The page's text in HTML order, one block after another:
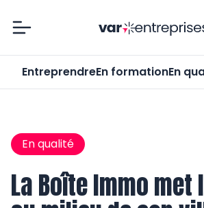
EntreprendreEn formationEn
En qualité
La Boîte Immo